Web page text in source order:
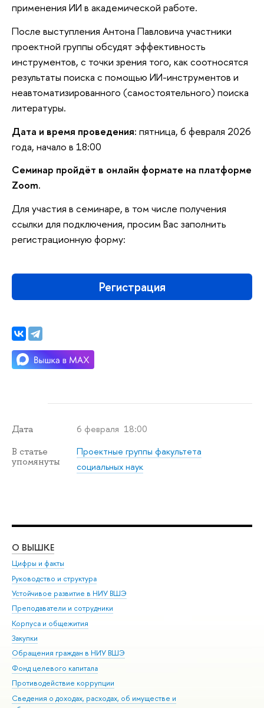
применения ИИ в академической работе.
После выступления Антона Павловича участники
проектной группы обсудят эффективность
инструментов, с точки зрения того, как соотносятся
результаты поиска с помощью ИИ-инструментов и
неавтоматизированного (самостоятельного) поиска
литературы.
Дата и время проведения: пятница, 6 февраля 2026
года, начало в 18:00
Семинар пройдёт в онлайн формате на платформе
Zoom.
Для участия в семинаре, в том числе получения
ссылки для подключения, просим Вас заполнить
регистрационную форму:
Регистрация
Дата 6 февраля 18:00
В статье
упомянуты
Проектные группы факультета
социальных наук
О ВЫШКЕ
Цифры и факты
Руководство и структура
Устойчивое развитие в НИУ ВШЭ
Преподаватели и сотрудники
Корпуса и общежития
Закупки
Обращения граждан в НИУ ВШЭ
Фонд целевого капитала
Противодействие коррупции
Сведения о доходах, расходах, об имуществе и